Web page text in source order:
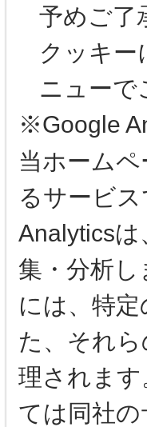
予めご了
クッキー
ニューで
※Google
当ホーム
るサービ
Analytics
集・分析
には、特
た、それ
理されま
ては同社